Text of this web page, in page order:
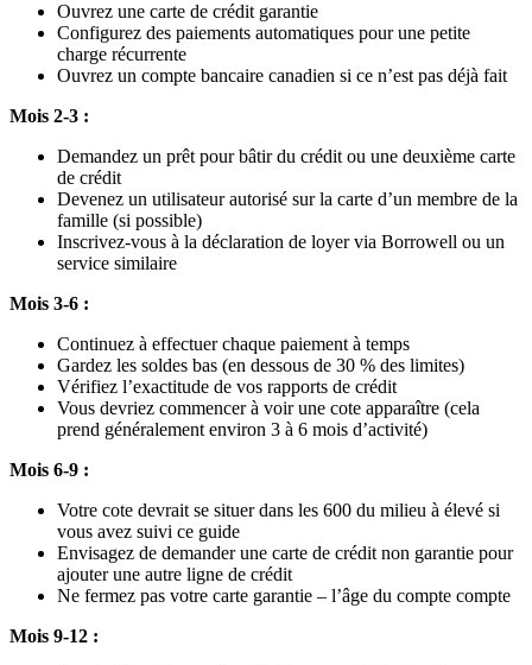
Ouvrez une carte de crédit garantie
Configurez des paiements automatiques pour une petite
charge récurrente
Ouvrez un compte bancaire canadien si ce n’est pas déjà fait
Mois 2-3 :
Demandez un prêt pour bâtir du crédit ou une deuxième carte
de crédit
Devenez un utilisateur autorisé sur la carte d’un membre de la
famille (si possible)
Inscrivez-vous à la déclaration de loyer via Borrowell ou un
service similaire
Mois 3-6 :
Continuez à effectuer chaque paiement à temps
Gardez les soldes bas (en dessous de 30 % des limites)
Vérifiez l’exactitude de vos rapports de crédit
Vous devriez commencer à voir une cote apparaître (cela
prend généralement environ 3 à 6 mois d’activité)
Mois 6-9 :
Votre cote devrait se situer dans les 600 du milieu à élevé si
vous avez suivi ce guide
Envisagez de demander une carte de crédit non garantie pour
ajouter une autre ligne de crédit
Ne fermez pas votre carte garantie – l’âge du compte compte
Mois 9-12 :